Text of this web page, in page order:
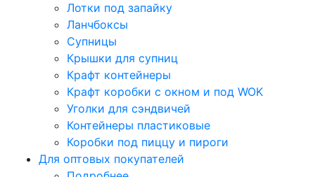
Лотки под запайку
Ланчбоксы
Супницы
Крышки для супниц
Крафт контейнеры
Крафт коробки с окном и под WOK
Уголки для сэндвичей
Контейнеры пластиковые
Коробки под пиццу и пироги
Для оптовых покупателей